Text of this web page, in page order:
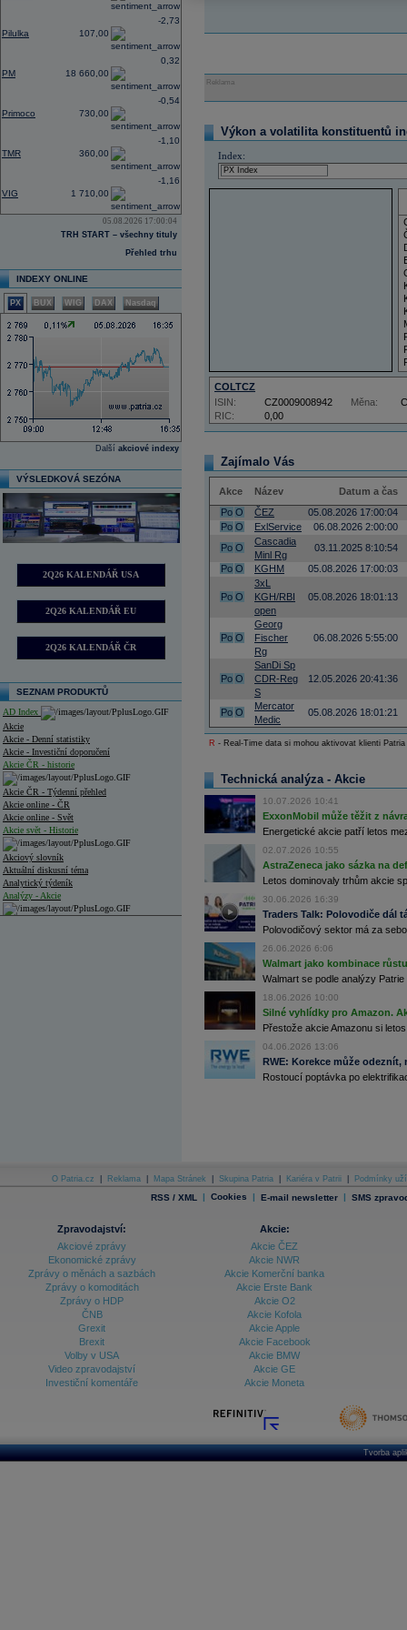
Pilulka 107,00
-2,73
PM 18 660,00
0,32
Primoco 730,00
-0,54
TMR 360,00
-1,10
VIG 1 710,00
-1,16
05.08.2026 17:00:04
TRH START – všechny tituly
Přehled trhu
INDEXY ONLINE
PX BUX WIG DAX Nasdaq
Další akciové indexy
VÝSLEDKOVÁ SEZÓNA
2Q26 KALENDÁŘ USA
2Q26 KALENDÁŘ EU
2Q26 KALENDÁŘ ČR
SEZNAM PRODUKTŮ
AD Index
Akcie
Akcie - Denní statistiky
Akcie - Investiční doporučení
Akcie ČR - historie
Akcie ČR - Týdenní přehled
Akcie online - ČR
Akcie online - Svět
Akcie svět - Historie
Akciový slovník
Aktuální diskusní téma
Analytický týdeník
Analýzy - Akcie
Archiv - Měsíční makroekonomické přehledy
Archiv - Vývoj české koruny
Archiv analýz - Makroukazatele
Ceny průmyslových výrobců - Data a prognózy
Ceny průmyslových výrobců - Graf (ČR)
Ceny průmyslových výrobců - Kalendář (ČR)
Ceny průmyslových výrobců - Zpravodajství
Databanka - Ceny
Reklama
Výkon a volatilita konstituentů
Index:
COLTCZ
RIC: 0,00
ISIN: CZ0009008942 Měna:
Zajímalo Vás
Akce Název
Datum a čas
Po O ČEZ
05.08.2026 17:00:04
Po O ExlService
06.08.2026 2:00:00
Po O
Cascadia
Minl Rg
03.11.2025 8:10:54
Po O KGHM 05.08.2026 17:00:03
Po O
3xL
KGH/RBI
open
05.08.2026 18:01:13
Po O
Georg
Fischer
Rg
06.08.2026 5:55:00
Po O
SanDi Sp
CDR-Reg
S
12.05.2026 20:41:36
Po O
Mercator
Medic
05.08.2026 18:01:21
R - Real-Time data si mohou aktivovat klienti
Technická analýza - Akcie
10.07.2026 10:41
ExxonMobil může těžit z
Energetické akcie patří letos
02.07.2026 10:55
AstraZeneca jako sázka na
Letos dominovaly trhům akcie
30.06.2026 16:39
Traders Talk: Polovodiče dál
Polovodičový sektor má za
26.06.2026 6:06
Walmart jako kombinace
Walmart se podle analýzy
18.06.2026 10:00
Silné vyhlídky pro Amazon.
Přestože akcie Amazonu si
04.06.2026 13:06
RWE: Korekce může
Rostoucí poptávka po
O Patria.cz Reklama Mapa Stránek Skupina Patria Kariéra v Patrii Podmínky
RSS / XML | Cookies | E-mail newsletter | SMS
Zpravodajství:
Akciové zprávy
Ekonomické zprávy
Zprávy o měnách a sazbách
Zprávy o komoditách
Zprávy o HDP
ČNB
Grexit
Brexit
Volby v USA
Video zpravodajství
Investiční komentáře
Akcie:
Akcie ČEZ
Akcie NWR
Akcie Komerční banka
Akcie Erste Bank
Akcie O2
Akcie Kofola
Akcie Apple
Akcie Facebook
Akcie BMW
Akcie GE
Akcie Moneta
Tvorba